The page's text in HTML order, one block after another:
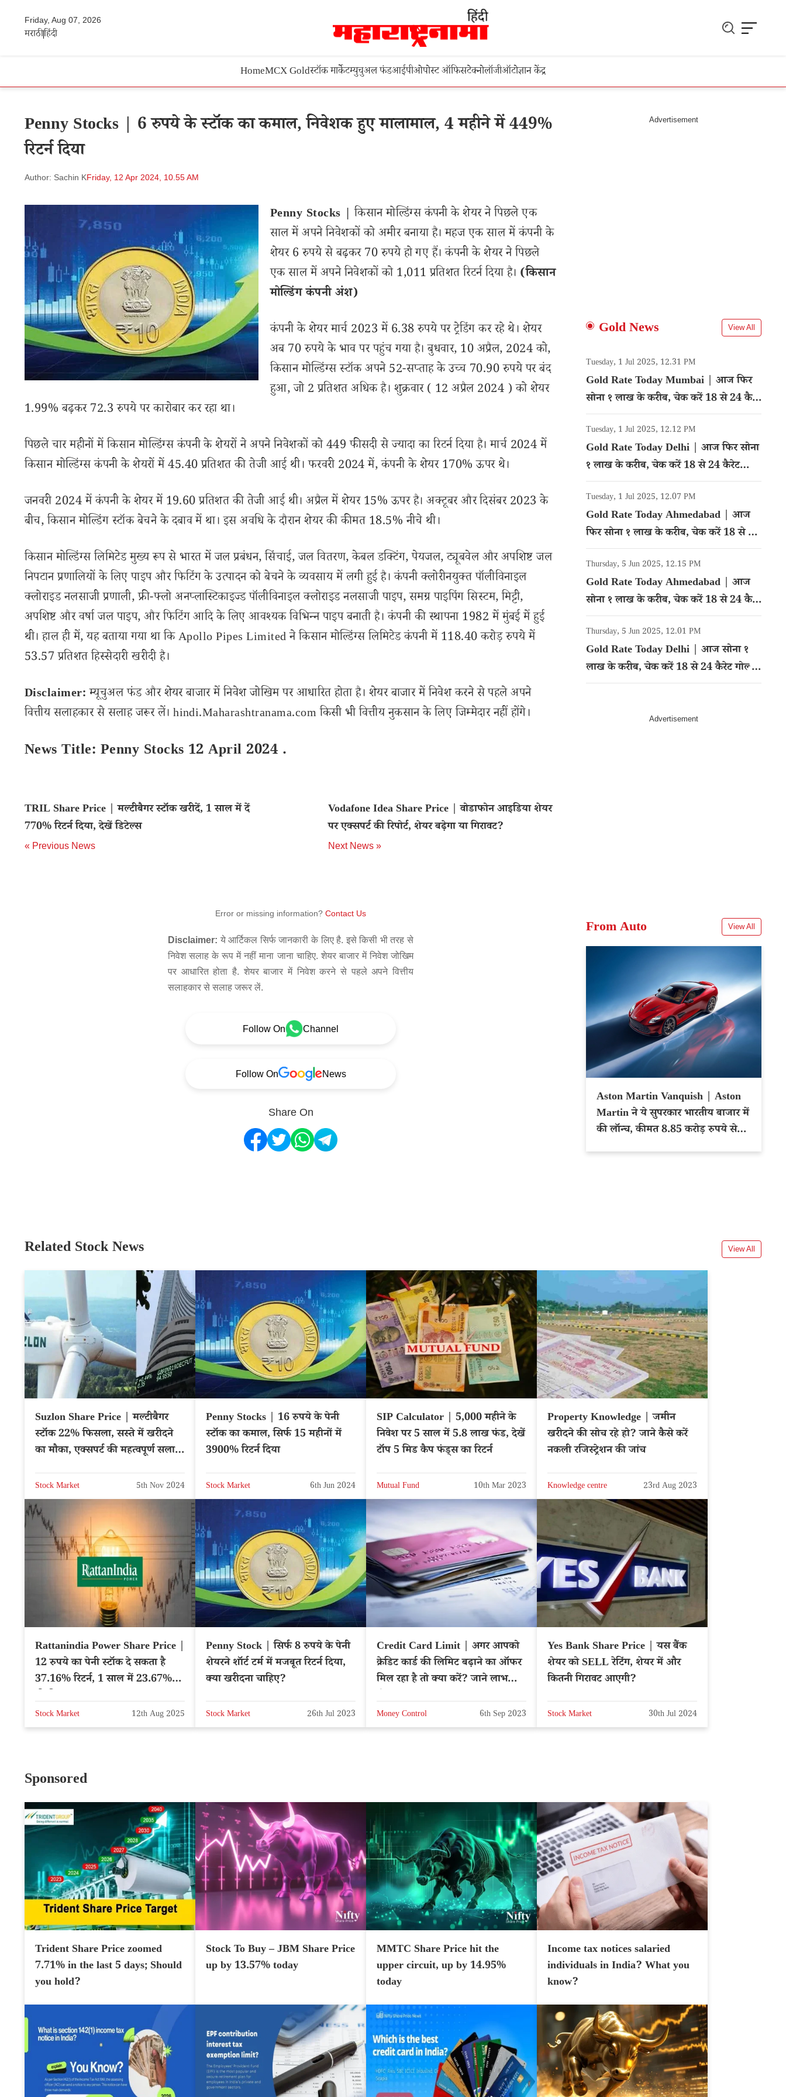
Friday, Aug 07, 2026
मराठीहिंदी
HomeMCX Goldस्टॉक मार्केटम्युचुअल फंडआईपीओपोस्ट ऑफिसटेक्नोलॉजीऑटोज्ञान केंद्र
Penny Stocks | 6 रुपये के स्टॉक का कमाल, निवेशक हुए मालामाल, 4 महीने में 449%
रिटर्न दिया
Author: Sachin KFriday, 12 Apr 2024, 10.55 AM
Penny Stocks | किसान मोल्डिंग्स कंपनी के शेयर ने पिछले एक
साल में अपने निवेशकों को अमीर बनाया है। महज एक साल में कंपनी के
शेयर 6 रुपये से बढ़कर 70 रुपये हो गए हैं। कंपनी के शेयर ने पिछले
एक साल में अपने निवेशकों को 1,011 प्रतिशत रिटर्न दिया है। (किसान
मोल्डिंग कंपनी अंश)
कंपनी के शेयर मार्च 2023 में 6.38 रुपये पर ट्रेडिंग कर रहे थे। शेयर
अब 70 रुपये के भाव पर पहुंच गया है। बुधवार, 10 अप्रैल, 2024 को,
किसान मोल्डिंग्स स्टॉक अपने 52-सप्ताह के उच्च 70.90 रुपये पर बंद
हुआ, जो 2 प्रतिशत अधिक है। शुक्रवार ( 12 अप्रैल 2024 ) को शेयर
1.99% बढ़कर 72.3 रुपये पर कारोबार कर रहा था।
पिछले चार महीनों में किसान मोल्डिंग्स कंपनी के शेयरों ने अपने निवेशकों को 449 फीसदी से ज्यादा का रिटर्न दिया है। मार्च 2024 में
किसान मोल्डिंग्स कंपनी के शेयरों में 45.40 प्रतिशत की तेजी आई थी। फरवरी 2024 में, कंपनी के शेयर 170% ऊपर थे।
जनवरी 2024 में कंपनी के शेयर में 19.60 प्रतिशत की तेजी आई थी। अप्रैल में शेयर 15% ऊपर है। अक्टूबर और दिसंबर 2023 के
बीच, किसान मोल्डिंग स्टॉक बेचने के दबाव में था। इस अवधि के दौरान शेयर की कीमत 18.5% नीचे थी।
किसान मोल्डिंग्स लिमिटेड मुख्य रूप से भारत में जल प्रबंधन, सिंचाई, जल वितरण, केबल डक्टिंग, पेयजल, ट्यूबवेल और अपशिष्ट जल
निपटान प्रणालियों के लिए पाइप और फिटिंग के उत्पादन को बेचने के व्यवसाय में लगी हुई है। कंपनी क्लोरीनयुक्त पॉलीविनाइल
क्लोराइड नलसाजी प्रणाली, फ्री-फ्लो अनप्लास्टिकाइज्ड पॉलीविनाइल क्लोराइड नलसाजी पाइप, समग्र पाइपिंग सिस्टम, मिट्टी,
अपशिष्ट और वर्षा जल पाइप, और फिटिंग आदि के लिए आवश्यक विभिन्न पाइप बनाती है। कंपनी की स्थापना 1982 में मुंबई में हुई
थी। हाल ही में, यह बताया गया था कि Apollo Pipes Limited ने किसान मोल्डिंग्स लिमिटेड कंपनी में 118.40 करोड़ रुपये में
53.57 प्रतिशत हिस्सेदारी खरीदी है।
Disclaimer:म्यूचुअल फंड और शेयर बाजार में निवेश जोखिम पर आधारित होता है। शेयर बाजार में निवेश करने से पहले अपने
वित्तीय सलाहकार से सलाह जरूर लें। hindi.Maharashtranama.com किसी भी वित्तीय नुकसान के लिए जिम्मेदार नहीं होंगे।
News Title: Penny Stocks 12 April 2024 .
TRIL Share Price | मल्टीबैगर स्टॉक खरीदें, 1 साल में दें
770% रिटर्न दिया, देखें डिटेल्स
« Previous News
Vodafone Idea Share Price | वोडाफोन आइडिया शेयर
पर एक्सपर्ट की रिपोर्ट, शेयर बढ़ेगा या गिरावट?
Next News »
Error or missing information? Contact Us
Disclaimer: ये आर्टिकल सिर्फ जानकारी के लिए है. इसे किसी भी तरह से
निवेश सलाह के रूप में नहीं माना जाना चाहिए. शेयर बाजार में निवेश जोखिम
पर आधारित होता है. शेयर बाजार में निवेश करने से पहले अपने वित्तीय
सलाहकार से सलाह जरूर लें.
Follow On Channel
Follow On News
Share On
Gold News View All
Tuesday, 1 Jul 2025, 12.31 PM
Gold Rate Today Mumbai | आज फिर
सोना १ लाख के करीब, चेक करें 18 से 24 कैरेट
गोल्ड का रेट
Tuesday, 1 Jul 2025, 12.12 PM
Gold Rate Today Delhi | आज फिर सोना
१ लाख के करीब, चेक करें 18 से 24 कैरेट
गोल्ड का रेट
Tuesday, 1 Jul 2025, 12.07 PM
Gold Rate Today Ahmedabad | आज
फिर सोना १ लाख के करीब, चेक करें 18 से 24
कैरेट गोल्ड का रेट
Thursday, 5 Jun 2025, 12.15 PM
Gold Rate Today Ahmedabad | आज
सोना १ लाख के करीब, चेक करें 18 से 24 कैरेट
गोल्ड का रेट
Thursday, 5 Jun 2025, 12.01 PM
Gold Rate Today Delhi | आज सोना १
लाख के करीब, चेक करें 18 से 24 कैरेट गोल्ड
का रेट
From Auto View All
Aston Martin Vanquish | Aston
Martin ने ये सुपरकार भारतीय बाजार में
की लॉन्च, कीमत 8.85 करोड़ रुपये से
Related Stock News View All
Suzlon Share Price | मल्टीबैगर
स्टॉक 22% फिसला, सस्ते में खरीदने
का मौका, एक्सपर्ट की महत्वपूर्ण सलाह
Stock Market 5th Nov 2024
Penny Stocks | 16 रुपये के पेनी
स्टॉक का कमाल, सिर्फ 15 महीनों में
3900% रिटर्न दिया
Stock Market 6th Jun 2024
SIP Calculator | 5,000 महीने के
निवेश पर 5 साल में 5.8 लाख फंड, देखें
टॉप 5 मिड कैप फंड्स का रिटर्न
Mutual Fund 10th Mar 2023
Property Knowledge | जमीन
खरीदने की सोच रहे हो? जाने कैसे करें
नकली रजिस्ट्रेशन की जांच
Knowledge centre 23rd Aug 2023
Rattanindia Power Share Price |
12 रुपये का पेनी स्टॉक दे सकता है
37.16% रिटर्न, 1 साल में 23.67%
Stock Market 12th Aug 2025
Penny Stock | सिर्फ 8 रुपये के पेनी
शेयरने शॉर्ट टर्म में मजबूत रिटर्न दिया,
क्या खरीदना चाहिए?
Stock Market 26th Jul 2023
Credit Card Limit | अगर आपको
क्रेडिट कार्ड की लिमिट बढ़ाने का ऑफर
मिल रहा है तो क्या करें? जाने लाभ
Money Control 6th Sep 2023
Yes Bank Share Price | यस बैंक
शेयर को SELL रेटिंग, शेयर में और
कितनी गिरावट आएगी?
Stock Market 30th Jul 2024
Sponsored
Trident Share Price zoomed
7.71% in the last 5 days; Should
you hold?
Stock To Buy – JBM Share Price
up by 13.57% today
MMTC Share Price hit the
upper circuit, up by 14.95%
today
Income tax notices salaried
individuals in India? What you
know?